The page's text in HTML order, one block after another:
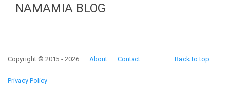
NAMAMIA BLOG
Back to top
Copyright © 2015 - 2026 About Contact
Privacy Policy